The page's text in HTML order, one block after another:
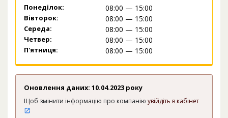
Понеділок: 08:00 — 15:00
Вівторок: 08:00 — 15:00
Середа: 08:00 — 15:00
Четвер: 08:00 — 15:00
П'ятниця: 08:00 — 15:00
Оновлення даних: 10.04.2023 року
Щоб змінити інформацію про компанію увійдіть в кабінет